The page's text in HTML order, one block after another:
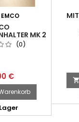
EMCO
MK 2
(0)
€ 